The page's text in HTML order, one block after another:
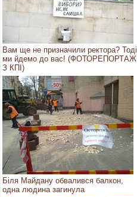
Вам ще не призначили ректора? Тоді
ми йдемо до вас! (ФОТОРЕПОРТАЖ
З КПІ)
Біля Майдану обвалився балкон,
одна людина загинула